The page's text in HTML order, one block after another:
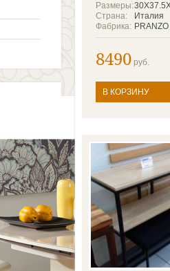
Размеры:
Италия
Страна:
PRANZO
Фабрика:
8490 руб.
В КОРЗИНУ